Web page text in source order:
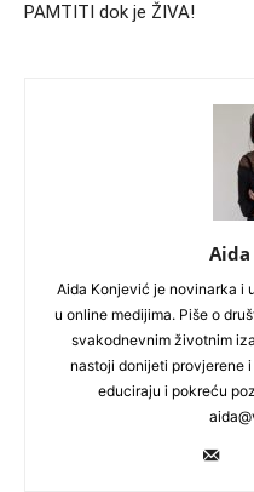
PAMTITI dok je ŽIVA!
Aida Konjević je novinarka i
u online medijima. Piše o
svakodnevnim životnim
nastoji donijeti provjerene
educiraju i pokreću